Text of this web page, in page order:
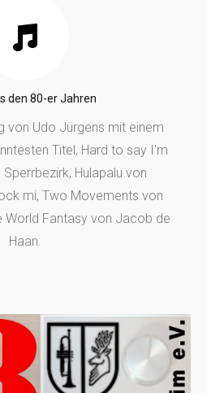
den 80-er Jahren
von Udo Jürgens mit einem
Titel, Hard to say I'm
Hulapalu von
mi, Two Movements von
World Fantasy von Jacob de
Haan.